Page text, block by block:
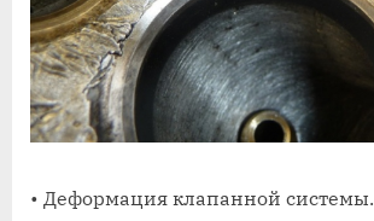
• Деформация клапанной системы.